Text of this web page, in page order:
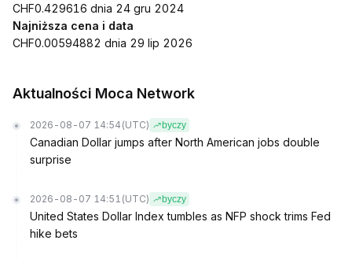
CHF0.429616 dnia 24 gru 2024
Najniższa cena i data
CHF0.00594882 dnia 29 lip 2026
Aktualności Moca Network
2026-08-07 14:54 (UTC) byczy
Canadian Dollar jumps after North American jobs double
surprise
2026-08-07 14:51 (UTC) byczy
United States Dollar Index tumbles as NFP shock trims Fed
hike bets